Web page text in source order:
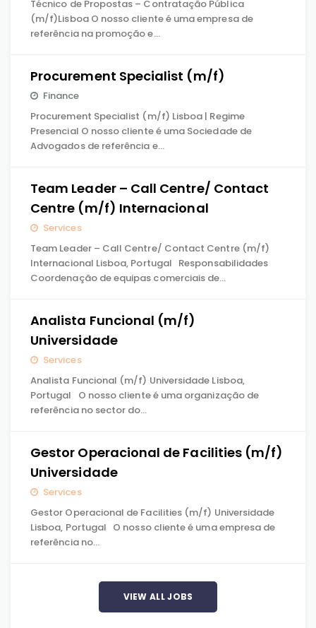
Técnico de Propostas – Contratação Pública
(m/f)Lisboa O nosso cliente é uma empresa de
referência na promoção e…
Procurement Specialist (m/f)
Finance
Procurement Specialist (m/f) Lisboa | Regime
Presencial O nosso cliente é uma Sociedade de
Advogados de referência e…
Team Leader – Call Centre/ Contact
Centre (m/f) Internacional
Services
Team Leader – Call Centre/ Contact Centre (m/f)
Internacional Lisboa, Portugal Responsabilidades
Coordenação de equipas comerciais de…
Analista Funcional (m/f)
Universidade
Services
Analista Funcional (m/f) Universidade Lisboa,
Portugal O nosso cliente é uma organização de
referência no sector do…
Gestor Operacional de Facilities (m/f)
Universidade
Services
Gestor Operacional de Facilities (m/f) Universidade
Lisboa, Portugal O nosso cliente é uma empresa de
referência no…
VIEW ALL JOBS